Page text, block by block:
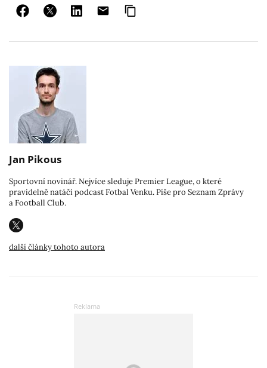
Jan Pikous
Sportovní novinář. Nejvíce sleduje Premier League, o které
pravidelně natáčí podcast Fotbal Venku. Píše pro Seznam Zprávy
a Football Club.
další články tohoto autora